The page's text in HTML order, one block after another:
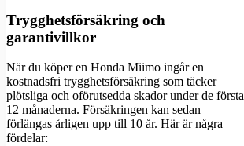
Trygghetsförsäkring och
garantivillkor
När du köper en Honda Miimo ingår en
kostnadsfri trygghetsförsäkring som täcker
plötsliga och oförutsedda skador under de första
12 månaderna. Försäkringen kan sedan
förlängas årligen upp till 10 år. Här är några
fördelar: